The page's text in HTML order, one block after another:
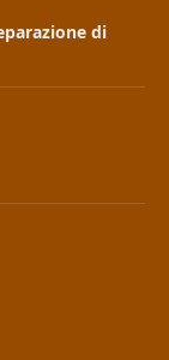
di